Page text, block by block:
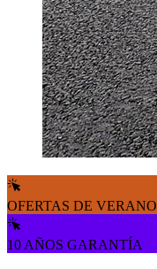
OFERTAS DE VERANO
10 AÑOS GARANTÍA